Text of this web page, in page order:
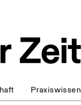
Praxiswissen